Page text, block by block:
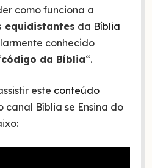
como funciona a
equidistantes da Bíblia
conhecido
código da Bíblia“.
este conteúdo
canal Bíblia se Ensina do